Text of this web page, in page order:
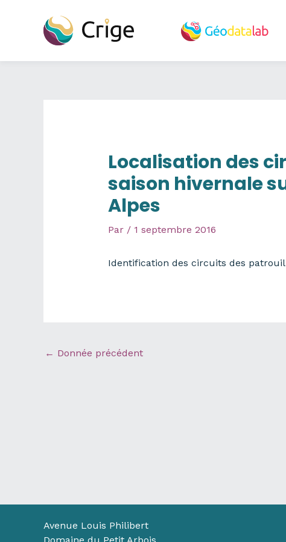
Localisation des
saison hivernale
Alpes
Par / 1 septembre 2016
Identification des circuits des
← Donnée précédent
Avenue Louis Philibert